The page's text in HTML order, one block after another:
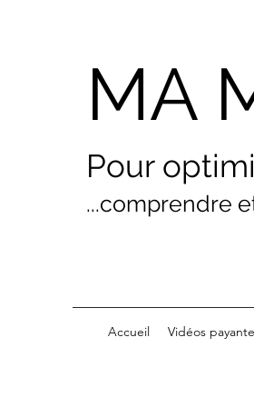
MA
Pour
...comprendre
Accueil Vidéos